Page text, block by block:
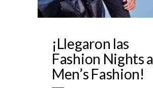
¡Llegaron las
Fashion Nights a
Men’s Fashion!